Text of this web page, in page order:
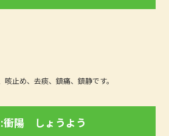
止め、去痰、鎮痛、鎮静です。
衝陽 しょうよう